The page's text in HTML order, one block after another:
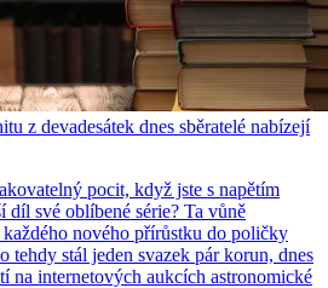
z devadesátek dnes sběratelé nabízejí
pocit, když jste s napětím
své oblíbené série? Ta vůně
každého nového přírůstku do poličky
tehdy stál jeden svazek pár korun, dnes
na internetových aukcích astronomické